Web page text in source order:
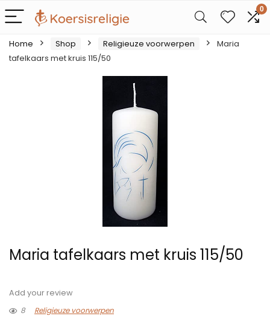
0
Home Shop Religieuze voorwerpen
Maria
tafelkaars met kruis 115/50
Maria tafelkaars met kruis 115/50
Add your review
8
Religieuze voorwerpen